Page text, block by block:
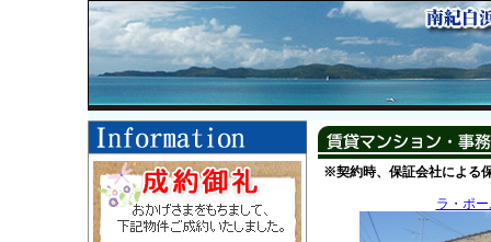
※契約時、保証会社による
ラ・ポ